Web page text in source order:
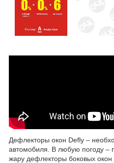
Дефлекторы окон Defly –
автомобиля. В любую погоду –
жару дефлекторы боковых